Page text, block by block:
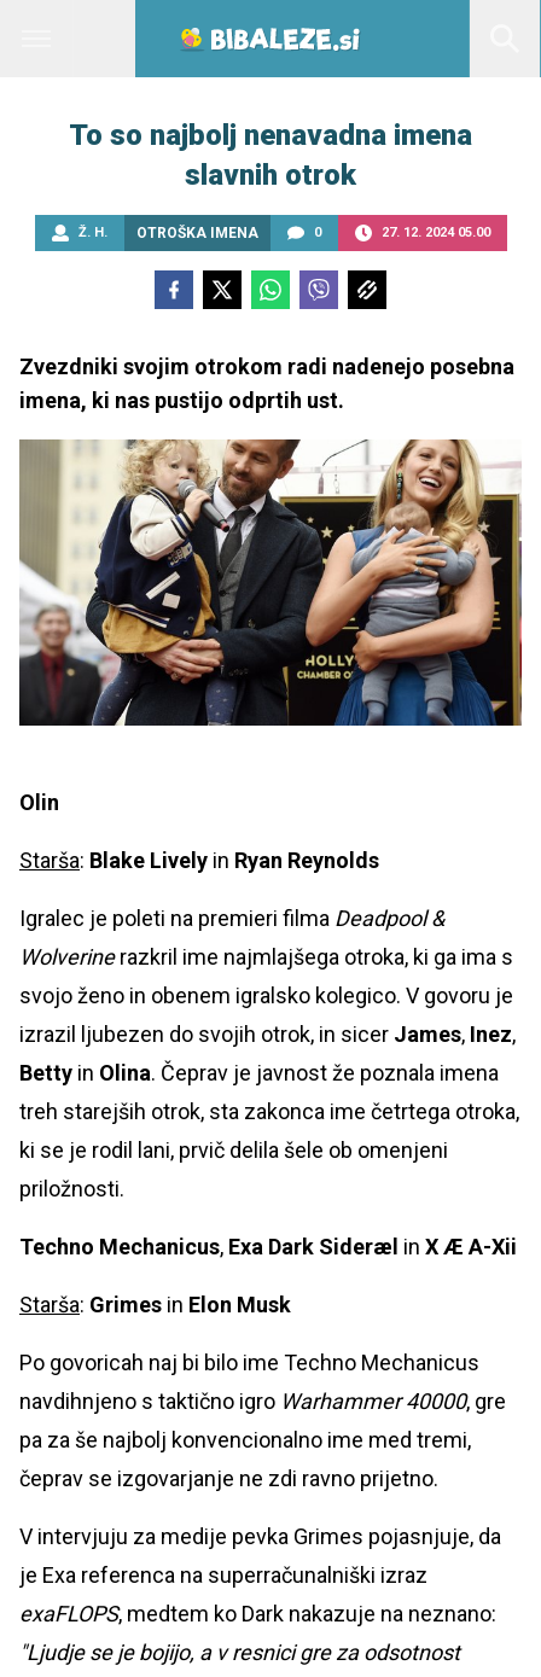
To so najbolj nenavadna imena
slavnih otrok
Ž. H. OTROŠKA IMENA 0 27. 12. 2024 05.00
Zvezdniki svojim otrokom radi nadenejo posebna
imena, ki nas pustijo odprtih ust.
Olin
Starša: Blake Lively in Ryan Reynolds
Igralec je poleti na premieri filma Deadpool &
Wolverinerazkril ime najmlajšega otroka, ki ga ima s
svojo ženo in obenem igralsko kolegico. V govoru je
izrazil ljubezen do svojih otrok, in sicer James, Inez,
Betty in Olina. Čeprav je javnost že poznala imena
treh starejših otrok, sta zakonca ime četrtega otroka,
ki se je rodil lani, prvič delila šele ob omenjeni
priložnosti.
Techno Mechanicus, Exa Dark Sideræl in X Æ A-Xii
Starša: Grimes in Elon Musk
Po govoricah naj bi bilo ime Techno Mechanicus
navdihnjeno s taktično igro Warhammer 40000, gre
pa za še najbolj konvencionalno ime med tremi,
čeprav se izgovarjanje ne zdi ravno prijetno.
V intervjuju za medije pevka Grimes pojasnjuje, da
je Exa referenca na superračunalniški izraz
exaFLOPS, medtem ko Dark nakazuje na neznano:
"Ljudje se je bojijo, a v resnici gre za odsotnost